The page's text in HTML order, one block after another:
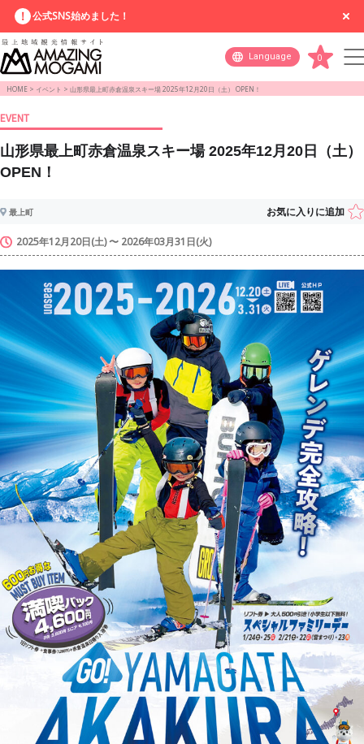
公式SNS始めました！
Language 0
HOME > イベント > 山形県最上町赤倉温泉スキー場 2025年12月20日（土） OPEN！
EVENT
山形県最上町赤倉温泉スキー場 2025年12月20日（土）
OPEN！
最上町 お気に入りに追加
2025年12月20日(土) 〜 2026年03月31日(火)